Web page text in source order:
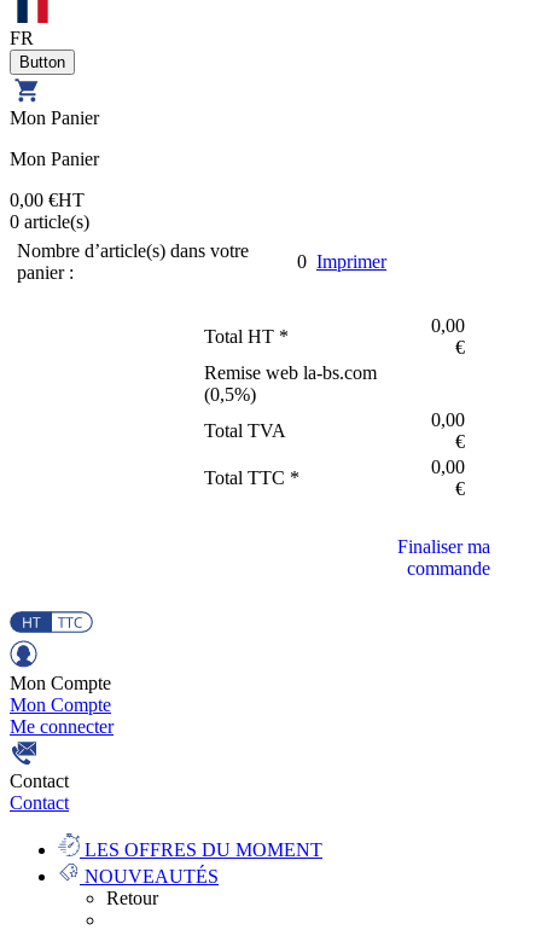
FR
Mon Panier
Mon Panier
0,00 €HT
0 article(s)
Nombre d’article(s) dans votre
panier :
0 Imprimer
Total HT *
0,00
€
Remise web la-bs.com
(0,5%)
Total TVA
0,00
€
Total TTC *
0,00
€
Finaliser ma
commande
Mon Compte
Mon Compte
Me connecter
Contact
Contact
LES OFFRES DU MOMENT
NOUVEAUTÉS
Retour